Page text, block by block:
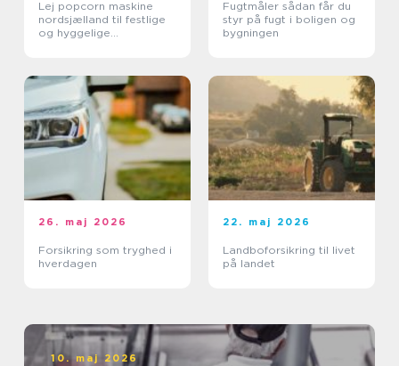
Lej popcorn maskine
nordsjælland til festlige
og hyggelige
Fugtmåler sådan får du
styr på fugt i boligen og
bygningen
26. maj 2026
Forsikring som tryghed i
hverdagen
22. maj 2026
Landboforsikring til livet
på landet
10. maj 2026